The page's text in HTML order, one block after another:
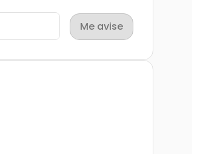
Me avise